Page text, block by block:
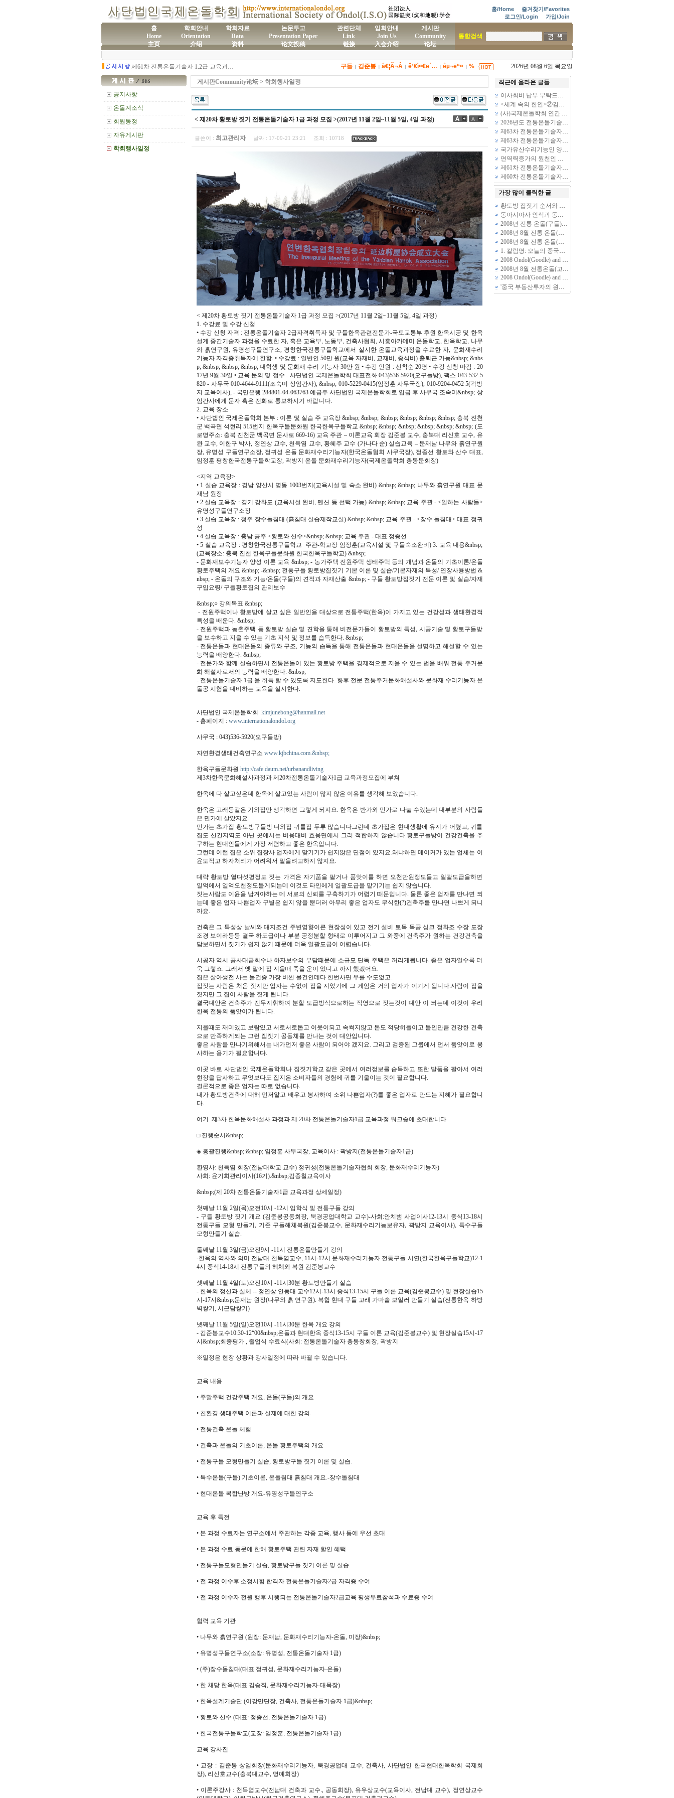
홈/Home
즐겨찾기/Favorites
로그인/Login
가입/Join
홈
Home
主页
학회안내
Orientation
介绍
학회자료
Data
资料
논문투고
Presentation Paper
论文投稿
관련단체
Link
链接
입회안내
Join Us
入会介绍
게시판
Community
论坛
통합검색
2026년도 전통온돌기술자 교육 일정 안내
제61차 전통온돌기술자 1,2급 교육과정 모집
제58차 전통온돌기술자 1,2급 교육과정 모집
구들 김준봉 â€¦Ã¬Â ê¹€ì¤€ë´… êµ¬ë“¤ % 2026년 08월 6일 목요일
공지사항
온돌계소식
회원동정
자유게시판
학회행사일정
게시판Community论坛 > 학회행사일정
< 제20차 황토방 짓기 전통온돌기술자 1급 과정 모집 >(2017년 11월 2일~11월 5일, 4일 과정)
글쓴이 : 최고관리자 날짜 : 17-09-21 23:21 조회 : 10718
< 제20차 황토방 짓기 전통온돌기술자 1급 과정 모집 >(2017년 11월 2일~11월 5일, 4일 과정)
1. 수강료 및 수강 신청
• 수강 신청 자격 : 전통온돌기술자 2급자격취득자 및 구들한옥관련전문가-국토교통부 후원 한옥시공 및 한옥
설계 중간기술자 과정을 수료한 자, 혹은 교육부, 노동부, 건축사협회, 시흥아카데미 온돌학교, 한옥학교, 나무
와 흙연구원, 유명성구들연구소, 평창한국전통구들학교에서 실시한 온돌교육과정을 수료한 자, 문화재수리
기능자 자격증취득자에 한함. • 수강료 : 일반인 50만 원(교육 자재비, 교재비, 중식비) 출퇴근 가능&nbsp; &nbs
p; &nbsp; &nbsp; &nbsp; 대학생 및 문화재 수리 기능자 30만 원 • 수강 인원 : 선착순 20명 • 수강 신청 마감 : 20
17년 9월 30일 • 교육 문의 및 접수 - 사단법인 국제온돌학회 대표전화 043)536-5920(오구들방), 팩스 043-532-5
820 - 사무국 010-4644-9111(조숙미 상임간사), &nbsp; 010-5229-0415(임정훈 사무국장), 010-9204-0452 5(곽방
지 교육이사), - 국민은행 284801-04-063763 예금주 사단법인 국제온돌학회로 입금 후 사무국 조숙미&nbsp; 상
임간사에게 문자 혹은 전화로 통보하시기 바랍니다.
2. 교육 장소
• 사단법인 국제온돌학회 본부 : 이론 및 실습 주 교육장 &nbsp; &nbsp; &nbsp; &nbsp; &nbsp; &nbsp; 충북 진천
군 백곡면 석현리 515번지 한옥구들문화원 한국한옥구들학교 &nbsp; &nbsp; &nbsp; &nbsp; &nbsp; &nbsp; (도
로명주소: 충북 진천군 백곡면 문사로 669-16) 교육 주관 – 이론교육 회장 김준봉 교수, 충북대 리신호 교수, 유
완 교수, 이한구 박사, 정연상 교수, 천득염 교수, 황혜주 교수 (가나다 순) 실습교육 – 문재남 나무와 흙연구원
장, 유명성 구들연구소장, 정귀성 온돌 문화재수리기능자(한국온돌협회 사무국장), 정종선 황토와 산수 대표,
임정훈 평창한국전통구들학교장, 곽방지 온돌 문화재수리기능자(국제온돌학회 총동문회장)
<지역 교육장>
• 1 실습 교육장 : 경남 양산시 명동 1003번지(교육시설 및 숙소 완비) &nbsp; &nbsp; 나무와 흙연구원 대표 문
재남 원장
• 2 실습 교육장 : 경기 강화도 (교육시설 완비, 펜션 등 선택 가능) &nbsp; &nbsp; 교육 주관 - <일하는 사람들>
유명성구들연구소장
• 3 실습 교육장 : 청주 장수돌침대 (흙침대 실습제작교실) &nbsp; &nbsp; 교육 주관 - <장수 돌침대> 대표 정귀
성
• 4 실습 교육장 : 충남 공주 <황토와 산수>&nbsp; &nbsp; 교육 주관 - 대표 정종선
• 5 실습 교육장 : 평창한국전통구들학교 주관-학교장 임정훈(교육시설 및 구들숙소완비) 3. 교육 내용&nbsp;
(교육장소: 충북 진천 한옥구들문화원 한국한옥구들학교) &nbsp;
- 문화재보수기능자 양성 이론 교육 &nbsp; - 농가주택 전원주택 생태주택 등의 개념과 온돌의 기초이론/온돌
황토주택의 개요 &nbsp; -&nbsp; 전통구들 황토방집짓기 기본 이론 및 실습/기본자재의 특성/ 연장사용방법 &
nbsp; - 온돌의 구조와 기능/온돌(구들)의 견적과 자재산출 &nbsp; - 구들 황토방집짓기 전문 이론 및 실습/자재
구입요령/ 구들황토집의 관리보수
&nbsp;○ 강의목표 &nbsp;
- 전원주택이나 황토방에 살고 싶은 일반인을 대상으로 전통주택(한옥)이 가지고 있는 건강성과 생태환경적
특성을 배운다. &nbsp;
- 전원주택과 농촌주택 등 황토방 실습 및 견학을 통해 비전문가들이 황토방의 특성, 시공기술 및 황토구들방
을 보수하고 지을 수 있는 기초 지식 및 정보를 습득한다. &nbsp;
- 전통온돌과 현대온돌의 종류와 구조, 기능의 습득을 통해 전통온돌과 현대온돌을 설명하고 해설할 수 있는
능력을 배양한다. &nbsp;
- 전문가와 함께 실습하면서 전통온돌이 있는 황토방 주택을 경제적으로 지을 수 있는 법을 배워 전통 주거문
화 해설사로서의 능력을 배양한다. &nbsp;
- 전통온돌기술자 1급 을 취특 할 수 있도록 지도한다. 향후 전문 전통주거문화해설사와 문화재 수리기능자 온
돌공 시험을 대비하는 교육을 실시한다.
사단법인 국제온돌학회 kimjunebong@hanmail.net
- 홈페이지 : www.internationalondol.org
사무국 : 043)536-5920(오구들방)
자연환경생태건축연구소 www.kjbchina.com.&nbsp;
한옥구들문화원 http://cafe.daum.net/urbanandliving
제3차한옥문화해설사과정과 제20차전통온돌기술자1급 교육과정모집에 부쳐
한옥에 다 살고싶은데 한옥에 살고있는 사람이 많지 않은 이유를 생각해 보았습니다.
한옥은 고래등같은 기와집만 생각하면 그렇게 되지요. 한옥은 반가와 민가로 나눌 수있는데 대부분의 사람들
은 민가에 살았지요.
민가는 초가집 황토방구들방 너와집 귀틀집 두루 많습니다그런데 초가집은 현대생활에 유지가 어렾고, 귀틀
집도 산간지역도 아닌 곳에서는 비용대비 효용면에서 그리 적합하지 않습니다.황토구들방이 건강건축을 추
구하는 현대인들에게 가장 저렴하고 좋은 한옥입니다.
그런데 이런 집은 소위 집장사 업자에게 맞기기가 쉽지않은 단점이 있지요.왜냐하면 메이커가 있는 업체는 이
윤도적고 하자처리가 어려워서 맡을려고하지 않지요.
대략 황토방 열다섯평정도 짓는 가격은 자기품을 팔거나 품앗이를 하면 오천만원정도들고 일괄도급을하면
일억에서 일억오천정도들게되는데 이것도 타인에게 일괄도급을 맡기기는 쉽지 않습니다.
짓는사람도 이윤을 남겨야하는 데 서로의 신뢰를 구축하기가 어렵기 때문입니다. 물론 좋은 업자를 만나면 되
는데 좋은 업자 나쁜업자 구별은 쉽지 않을 뿐더러 아무리 좋은 업자도 무식한(?)건축주를 만나면 나쁘게 되니
까요.
건축은 그 특성상 날씨와 대지조건 주변영향이큰 현장성이 있고 전기 설비 토목 목공 싱크 정화조 수장 도장
조경 보이라등등 결국 하도급이나 부분 공정분할 형태로 이루어지고 그 와중에 건축주가 원하는 건강건축을
담보하면서 짓기가 쉽지 않기 때문에 더욱 일괄도급이 어렵습니다.
시공자 역시 공사대금회수나 하자보수의 부담때문에 소규모 단독 주택은 꺼리게됩니다. 좋은 업자일수록 더
욱 그렇죠. 그래서 옛 말에 집 지을때 죽을 운이 있디고 까지 했겠어요.
집은 살아생전 사는 물건중 가장 비싼 물건인데다 한번사면 무를 수도없고..
집짓는 사람은 처음 짓지만 업자는 수없이 집을 지었기에 그 게임은 거의 업자가 이기게 됩니다.사람이 집을
짓지만 그 집이 사람을 짓게 됩니다.
결국대안은 건축주가 진두지휘하여 분할 도급방식으로하는 직영으로 짓는것이 대안 이 되는데 이것이 우리
한옥 전통의 품앗이가 됩니다.
지을때도 재미있고 보람있고 서로서로돕고 이웃이되고 속썩지않고 돈도 적당히들이고 들인만큼 건강한 건축
으로 만족하게되는 그런 집짓기 공동체를 만나는 것이 대안입니다.
좋은 사람을 만나기위해서는 내가먼저 좋은 사람이 되어야 겠지요. 그리고 검증된 그룹에서 먼서 품앗이로 봉
사하는 용기가 필요합니다.
이곳 바로 사단법인 국제온돌학회나 집짓기학교 같은 곳에서 여러정보를 습득하고 또한 발품을 팔아서 여러
현장을 답사하고 무엇보다도 집지은 소비자들의 경험에 귀를 기울이는 것이 필요합니다.
결론적으로 좋은 업자는 따로 없습니다.
내가 황토방건축에 대해 먼저알고 배우고 봉사하여 소위 나쁜업자(?)를 좋은 업자로 만드는 지혜가 필요합니
다.
여기 제3차 한옥문화해설사 과정과 제 20차 전통온돌기술자1급 교육과정 워크숖에 초대합니다
□ 진행순서&nbsp;
◈ 총괄진행&nbsp;:&nbsp; 임정훈 사무국장, 교육이사 : 곽방지(전통온돌기술자1급)
환영사: 천득염 회장(전남대학교 교수) 정귀성(전통온돌기술자협회 회장, 문화재수리기능자)
사회: 윤기희관리이사(16기).&nbsp;김종칠교육이사
&nbsp;(제 20차 전통온돌기술자1급 교육과정 상세일정)
첫째날 11월 2일(목)오전10시 -12시 입학식 및 전통구들 강의
- 구들 황토방 짓기 개요 (김준봉공동회장, 북경공업대학교 교수)-사회:안치범 사업이사12-13시 중식13-18시
전통구들 모형 만들기, 기존 구들해체복원(김준봉교수, 문화재수리기능보유자, 곽방지 교육이사), 특수구들
모형만들기 실습.
둘째날 11월 3일(금)오전9시 -11시 전통온돌만들기 강의
-한옥의 역사와 의미 전남대 천득염교수, 11시-12시 문화재수리기능자 전통구들 시연(한국한옥구들학교)12-1
4시 중식14-18시 전통구들의 헤체와 복원 김준봉교수
셋째날 11월 4일(토)오전10시 -11시30분 황토방만들기 실습
- 한옥의 정신과 실체 -- 정연상 안동대 교수12시-13시 중식13-15시 구들 이론 교육(김준봉교수) 및 현장실습15
시-17시&nbsp;문재남 원장(나무와 흙 연구원). 복합 현대 구들 고래 가마솥 보일러 만들기 실습(전통한옥 하방
벽쌓기, 시근담쌓기)
넷째날 11월 5일(일)오전10시 -11시30분 한옥 개요 강의
- 김준봉교수10:30-12“00&nbsp;온돌과 현대한옥 중식13-15시 구들 이론 교육(김준봉교수) 및 현장실습15시-17
시&nbsp;최종평가 , 졸업식 수료식(사회: 전통온돌기술자 총동창회장, 곽방지
※일정은 현장 상황과 강사일정에 따라 바뀔 수 있습니다.
교육 내용
• 주말주택 건강주택 개요, 온돌(구들)의 개요
• 친환경 생태주택 이론과 실제에 대한 강의.
• 전통건축 온돌 체험
• 건축과 온돌의 기초이론, 온돌 황토주택의 개요
• 전통구들 모형만들기 실습, 황토방구들 짓기 이론 및 실습.
• 특수온돌(구들) 기초이론, 온돌침대 흙침대 개요.-장수돌침대
• 현대온돌 복합난방 개요-유명성구들연구소
교육 후 특전
• 본 과정 수료자는 연구소에서 주관하는 각종 교육, 행사 등에 우선 초대
• 본 과정 수료 동문에 한해 황토주택 관련 자재 할인 혜택
• 전통구들모형만들기 실습, 황토방구들 짓기 이론 및 실습.
• 전 과정 이수후 소정시험 합격자 전통온돌기술자2급 자격증 수여
• 전 과정 이수자 전원 행후 시행되는 전통온돌기술자2급교육 평생무료참석과 수료증 수여
협력 교육 기관
• 나무와 흙연구원 (원장: 문재남, 문화재수리기능자-온돌, 미장)&nbsp;
• 유명성구들연구소(소장: 유명성, 전통온돌기술자 1급)
• (주)장수돌침대(대표 정귀성, 문화재수리기능자-온돌)
• 한 채당 한옥(대표 김승직, 문화재수리기능자-대목장)
• 한옥설계기술단 (이강만단장, 건축사, 전통온돌기술자 1급)&nbsp;
• 황토와 산수 (대표: 정종선, 전통온돌기술자 1급)
• 한국전통구들학교(교장: 임정훈, 전통온돌기술자 1급)
교육 강사진
• 교장 : 김준봉 상임회장(문화재수리기능자, 북경공업대 교수, 건축사, 사단법인 한국현대한옥학회 국제회
장), 리신호교수(충북대교수, 명예회장)
• 이론주강사 : 천득염교수(전남대 건축과 교수., 공동회장), 유우상교수(교육이사, 전남대 교수), 정연상교수
최근에 올라온 글들
이사회비 납부 부탁드립니다
<세계 속의 한인>②김준봉 북경공업대 교수
(사)국제온돌학회 연간 기부금 모금액 및 활용실적 명세서
2026년도 전통온돌기술자 교육 일정 안내
제63차 전통온돌기술자 1,2급 교육 과정 안내
제63차 전통온돌기술자 1,2급 교육 과정 안내
국가유산수리기능인 양성과정 모집
면역력증가의 원천인 온돌
제61차 전통온돌기술자 1,2급 교육과정 모집
제60차 전통온돌기술자 교육 모집
가장 많이 클릭한 글
황토방 집짓기 순서와 실제
동아시아사 인식과 동아시아사 교육
2008년 전통 온돌(구들) 놓기와 친환경 생태주택 흙집 짓기 체험
2008년 8월 전통 온돌(구들) 황토방 짓기 체험 상세일정입니다
2008년 8월 전통 온돌(구들) 황토방 짓기 체험 상세일정
1. 칼럼명: 오늘의 중국교육
2008 Ondol(Goodle) and Hwangto-Bang(Yellow Soil House) Camp --2008年8月传统温突（地暖+炕）黄土房建造体验教育
2008년 8월 전통온돌(고래)놓기와 친환경 생태주택 흙집 짓기 체험 교육안내
2008 Ondol(Goodle) and Hwangto-Bang(Yellow Soil House) Camp
'중국 부동산투자의 원칙" 특강 안내